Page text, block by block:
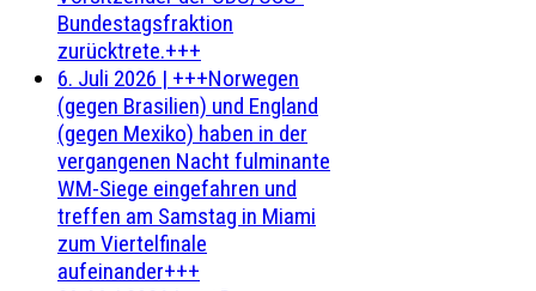
Bundestagsfraktion
zurücktrete.+++
6. Juli 2026 | +++Norwegen
(gegen Brasilien) und England
(gegen Mexiko) haben in der
vergangenen Nacht fulminante
WM-Siege eingefahren und
treffen am Samstag in Miami
zum Viertelfinale
aufeinander+++